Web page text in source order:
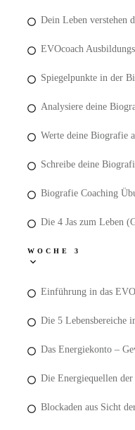
Dein Leben verstehen
EVOcoach
Spiegelpunkte in der
Analysiere deine
Werte deine Biografie
Schreibe deine
Biografie Coaching
Die 4 Jas zum Leben
WOCHE 3
Einführung in das
Die 5 Lebensbereiche
Das Energiekonto –
Die Energiequellen
Blockaden aus Sicht